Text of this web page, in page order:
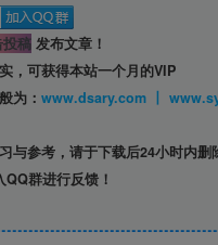
稿发布文章！
，可获得本站一个月的VIP
为：
www.dsary.com
与参考，请于下载后24小时内删
群进行反馈！